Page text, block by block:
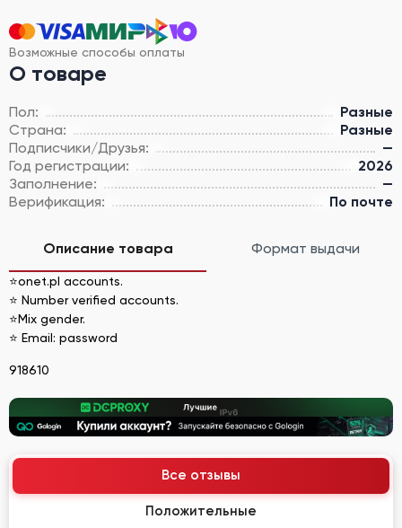
Возможные способы оплаты
О товаре
Пол:
Разные
Страна:
Разные
Подписчики/Друзья:
—
Год регистрации:
2026
Заполнение:
—
Верификация:
По почте
Описание товара Формат выдачи
⭐onet.pl accounts.
⭐ Number verified accounts.
⭐Mix gender.
⭐ Email: password
918610
Все отзывы
Положительные